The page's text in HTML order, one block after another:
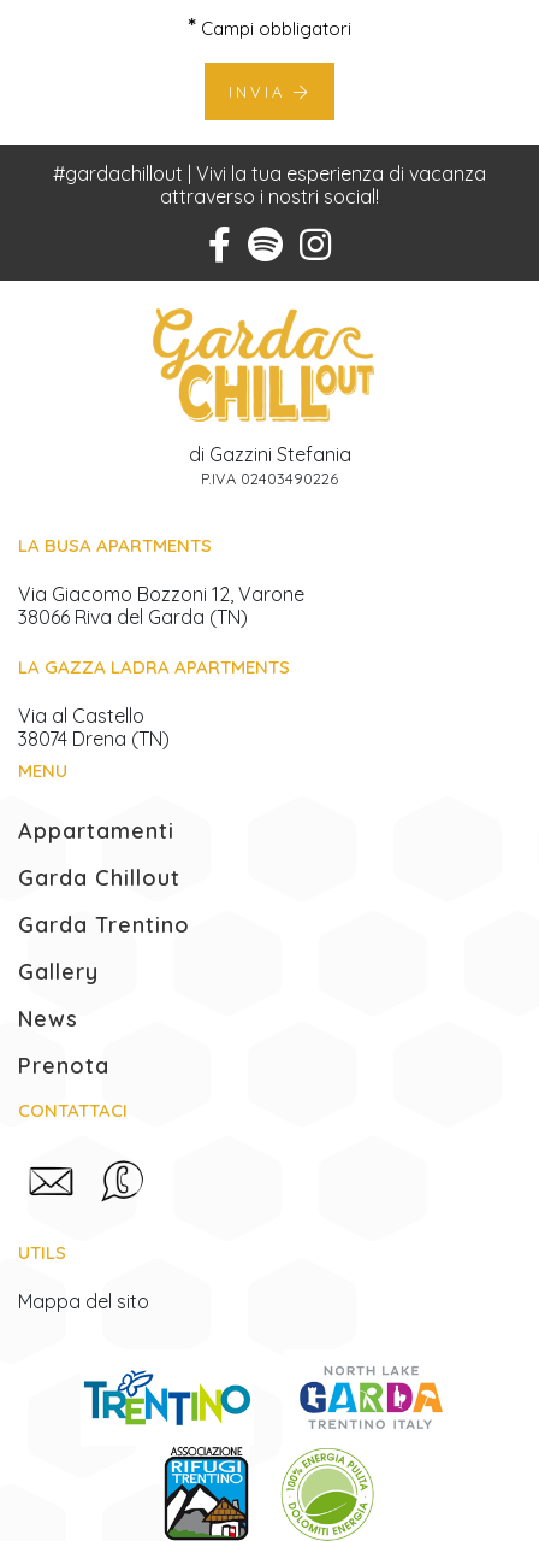
* Campi obbligatori
INVIA
#gardachillout | Vivi la tua esperienza di vacanza
attraverso i nostri social!
di Gazzini Stefania
P.IVA 02403490226
LA BUSA APARTMENTS
Via Giacomo Bozzoni 12, Varone
38066 Riva del Garda (TN)
LA GAZZA LADRA APARTMENTS
Via al Castello
38074 Drena (TN)
MENU
Appartamenti
Garda Chillout
Garda Trentino
Gallery
News
Prenota
CONTATTACI
UTILS
Mappa del sito